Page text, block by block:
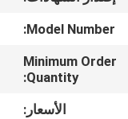
المصنع
Model Number:
Minimum Order
Quantity:
الأسعار: